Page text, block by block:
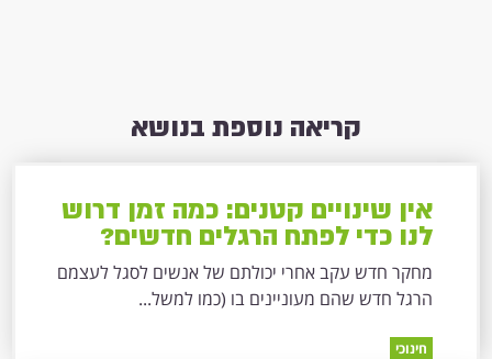
קריאה נוספת בנושא
אין שינויים קטנים: כמה זמן דרוש
לנו כדי לפתח הרגלים חדשים?
מחקר חדש עקב אחרי יכולתם של אנשים לסגל לעצמם
הרגל חדש שהם מעוניינים בו (כמו למשל...
חינוכי